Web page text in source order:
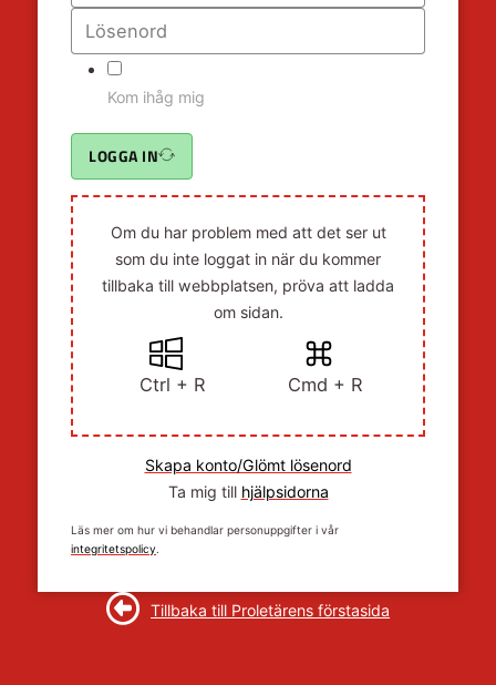
Kom ihåg mig
LOGGA IN
Om du har problem med att det ser ut
som du inte loggat in när du kommer
tillbaka till webbplatsen, pröva att ladda
om sidan.
Ctrl + R Cmd + R
Skapa konto/Glömt lösenord
Ta mig till hjälpsidorna
Läs mer om hur vi behandlar personuppgifter i vår
integritetspolicy.
Tillbaka till Proletärens förstasida